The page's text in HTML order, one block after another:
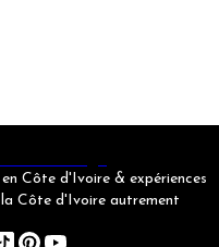
en Côte d'Ivoire & expériences
la Côte d'Ivoire autrement